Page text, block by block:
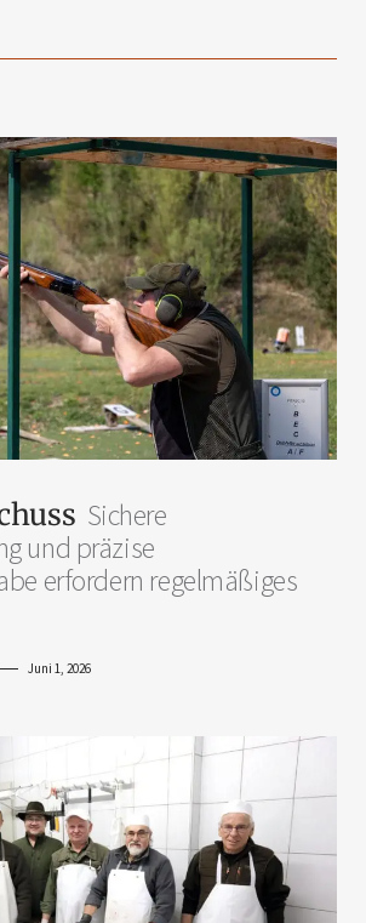
Sichere
und präzise
erfordern regelmäßiges
Juni 1, 2026